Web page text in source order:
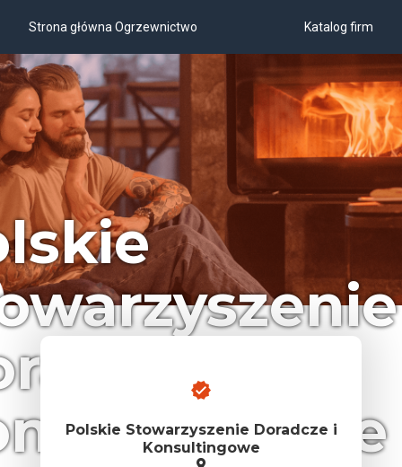
Strona główna Ogrzewnictwo Katalog firm
i
Polskie Stowarzyszenie Doradcze i
Konsultingowe